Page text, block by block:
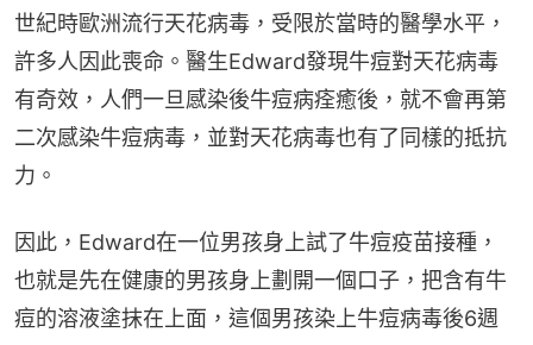
世紀時歐洲流行天花病毒，受限於當時的醫學水平，
許多人因此喪命。醫生Edward發現牛痘對天花病毒
有奇效，人們一旦感染後牛痘病痊癒後，就不會再第
二次感染牛痘病毒，並對天花病毒也有了同樣的抵抗
力。
因此，Edward在一位男孩身上試了牛痘疫苗接種，
也就是先在健康的男孩身上劃開一個口子，把含有牛
痘的溶液塗抹在上面，這個男孩染上牛痘病毒後6週